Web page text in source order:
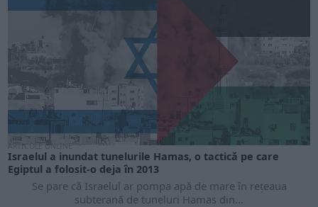
ARTICOLE ONLINE
Israelul a inundat tunelurile Hamas, o tactică pe care
Egiptul a folosit-o deja în 2013
Se pare că Israelul ar pompa apă de mare în rețeaua
subterană de tuneluri Hamas din...